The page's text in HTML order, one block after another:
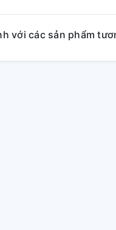
với các sản phẩm